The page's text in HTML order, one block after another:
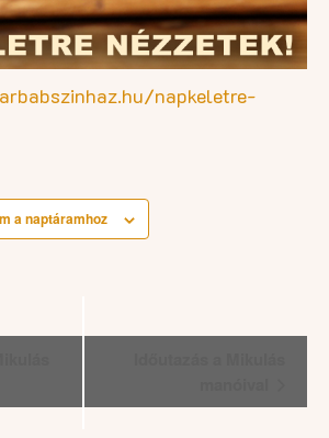
napkeletre-
a naptáramhoz